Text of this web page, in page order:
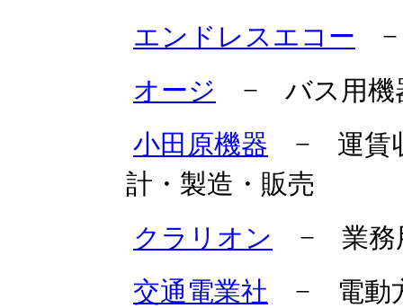
エンドレスエコー −
オージ − バス用機
小田原機器 − 運賃
計・製造・販売
クラリオン − 業務
交通電業社 − 電動方